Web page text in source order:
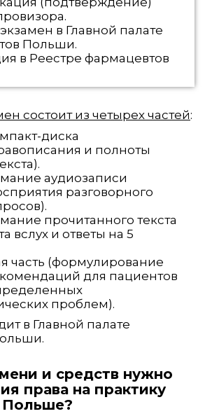
в Главной палате
Польши.
в Реестре фармацевтов
состоит из четырех частей:
диска
и полноты
аудиозаписи
разговорного
прочитанного текста
вслух и ответы на 5
часть (формулирование
для пациентов
проблем).
в Главной палате
и средств нужно
права на практику
Польше?